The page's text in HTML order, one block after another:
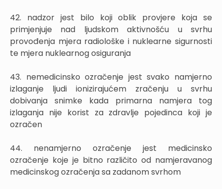
42. nadzor jest bilo koji oblik provjere koja se
primjenjuje nad ljudskom aktivnošću u svrhu
provođenja mjera radiološke i nuklearne sigurnosti
te mjera nuklearnog osiguranja
43. nemedicinsko ozračenje jest svako namjerno
izlaganje ljudi ionizirajućem zračenju u svrhu
dobivanja snimke kada primarna namjera tog
izlaganja nije korist za zdravlje pojedinca koji je
ozračen
44. nenamjerno ozračenje jest medicinsko
ozračenje koje je bitno različito od namjeravanog
medicinskog ozračenja sa zadanom svrhom